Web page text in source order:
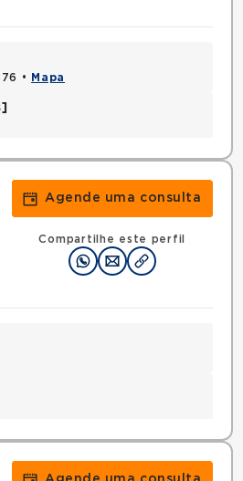
• Mapa
Agende uma consulta
Compartilhe este perfil